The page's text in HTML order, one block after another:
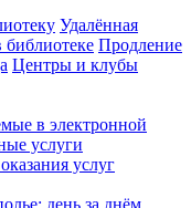
Удалённая
Продление
Центры и клубы
в электронной
услуги
услуг
день за днём